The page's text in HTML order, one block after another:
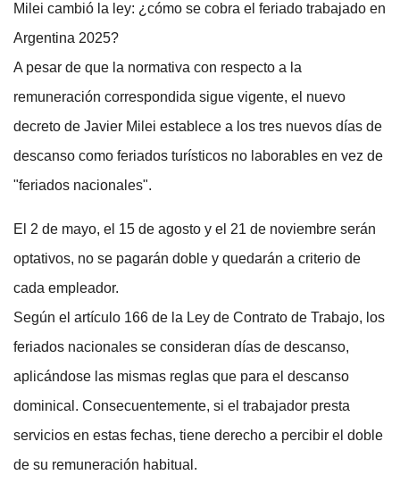
Milei cambió la ley: ¿cómo se cobra el feriado trabajado en
Argentina 2025?
A pesar de que la normativa con respecto a la
remuneración correspondida sigue vigente, el nuevo
decreto de Javier Milei establece a los tres nuevos días de
descanso como feriados turísticos no laborables en vez de
"feriados nacionales".
El 2 de mayo, el 15 de agosto y el 21 de noviembre serán
optativos, no se pagarán doble y quedarán a criterio de
cada empleador.
Según el artículo 166 de la Ley de Contrato de Trabajo, los
feriados nacionales se consideran días de descanso,
aplicándose las mismas reglas que para el descanso
dominical. Consecuentemente, si el trabajador presta
servicios en estas fechas, tiene derecho a percibir el doble
de su remuneración habitual.